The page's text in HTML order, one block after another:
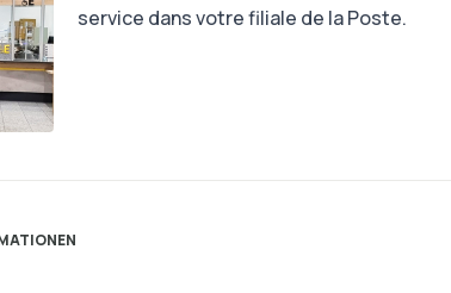
service dans votre filiale de la Poste.